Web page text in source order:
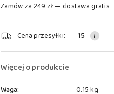
Zamów za 249 zł — dostawa gratis
Dostępność
i
dostawa
Cena przesyłki: 15
Więcej o produkcie
Waga: 0.15 kg